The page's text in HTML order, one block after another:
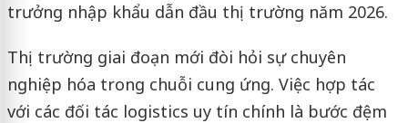
trưởng nhập khẩu dẫn đầu thị trường năm 2026.
Thị trường giai đoạn mới đòi hỏi sự chuyên
nghiệp hóa trong chuỗi cung ứng. Việc hợp tác
với các đối tác logistics uy tín chính là bước đệm